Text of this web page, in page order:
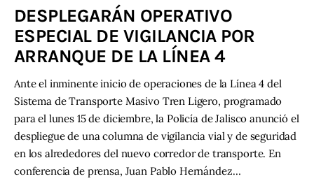
DESPLEGARÁN OPERATIVO
ESPECIAL DE VIGILANCIA POR
ARRANQUE DE LA LÍNEA 4
Ante el inminente inicio de operaciones de la Línea 4 del
Sistema de Transporte Masivo Tren Ligero, programado
para el lunes 15 de diciembre, la Policía de Jalisco anunció el
despliegue de una columna de vigilancia vial y de seguridad
en los alrededores del nuevo corredor de transporte. En
conferencia de prensa, Juan Pablo Hernández…